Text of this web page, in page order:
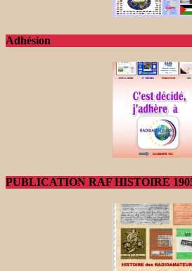
Adhésion
PUBLICATION RAF HISTOIRE